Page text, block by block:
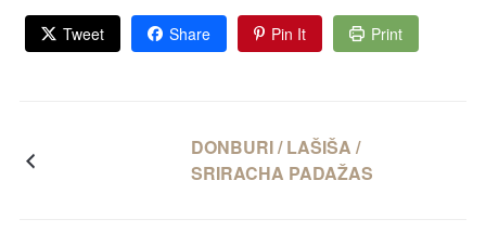
Tweet Share Pin It Print
DONBURI / LAŠIŠA /
SRIRACHA PADAŽAS